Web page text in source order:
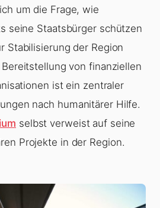
um die Frage, wie
seine Staatsbürger schützen
Stabilisierung der Region
von finanziellen
ist ein zentraler
nach humanitärer Hilfe.
selbst verweist auf seine
Projekte in der Region.